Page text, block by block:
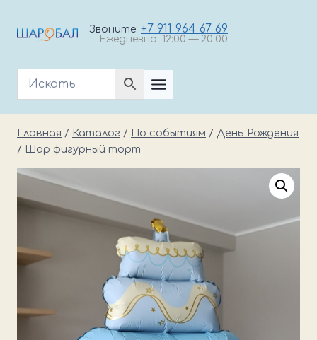
Звоните: +7 911 964 67 69
Ежедневно: 12:00 — 20:00
Главная / Каталог / По событиям / День Рождения
/
Шар фигурный торт